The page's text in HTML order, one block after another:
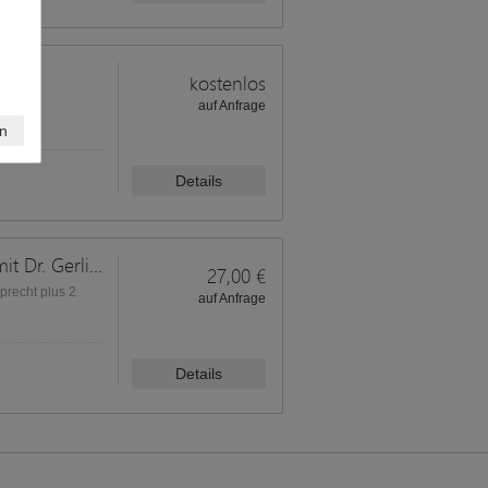
kostenlos
auf Anfrage
Details
Stimme macht Stimmung Webinar mit Dr. Gerlinde Lamprecht - Selbstlernkurs - buchen Sie das Video
plus 2
27,00 €
auf Anfrage
Details